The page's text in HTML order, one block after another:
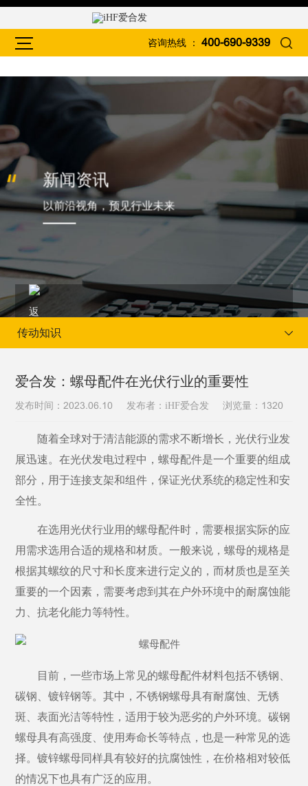
咨询热线 ： 400-690-9339
新闻资讯
以前沿视角，预见行业未来
当前位置：首页 新闻资讯 传动知识
传动知识
爱合发：螺母配件在光伏行业的重要性
发布时间：2023.06.10 发布者：iHF爱合发 浏览量： 1320
随着全球对于清洁能源的需求不断增长，光伏行业发
展迅速。在光伏发电过程中，螺母配件是一个重要的组成
部分，用于连接支架和组件，保证光伏系统的稳定性和安
全性。
在选用光伏行业用的螺母配件时，需要根据实际的应
用需求选用合适的规格和材质。一般来说，螺母的规格是
根据其螺纹的尺寸和长度来进行定义的，而材质也是至关
重要的一个因素，需要考虑到其在户外环境中的耐腐蚀能
力、抗老化能力等特性。
目前，一些市场上常见的螺母配件材料包括不锈钢、
碳钢、镀锌钢等。其中，不锈钢螺母具有耐腐蚀、无锈
斑、表面光洁等特性，适用于较为恶劣的户外环境。碳钢
螺母具有高强度、使用寿命长等特点，也是一种常见的选
择。镀锌螺母同样具有较好的抗腐蚀性，在价格相对较低
的情况下也具有广泛的应用。